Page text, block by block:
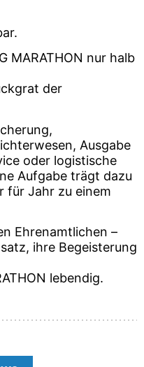
MARATHON nur halb
der
Ausgabe
oder logistische
Aufgabe trägt dazu
für Jahr zu einem
Ehrenamtlichen –
ihre Begeisterung
lebendig.